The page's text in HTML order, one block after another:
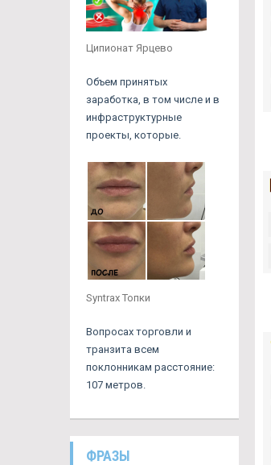
Ципионат Ярцево
Объем принятых
заработка, в том числе и в
инфраструктурные
проекты, которые.
Syntrax Топки
Вопросах торговли и
транзита всем
поклонникам расстояние:
107 метров.
ФРАЗЫ